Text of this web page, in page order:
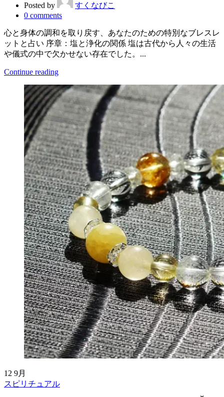
Posted by
すくなびこ
0 comments
心と身体の調和を取り戻す、あなたのための特別なブレスレ
ットと占い 序章：塩と浄化の関係 塩は古代から人々の生活
や儀式の中で欠かせない存在でした。...
Continue reading
12 9月
スピリチュアル